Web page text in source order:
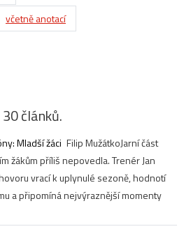
včetně anotací
článků.
Mladší žáci Filip MužátkoJarní část
žákům příliš nepovedla. Trenér Jan
vrací k uplynulé sezoně, hodnotí
a připomíná nejvýraznější momenty